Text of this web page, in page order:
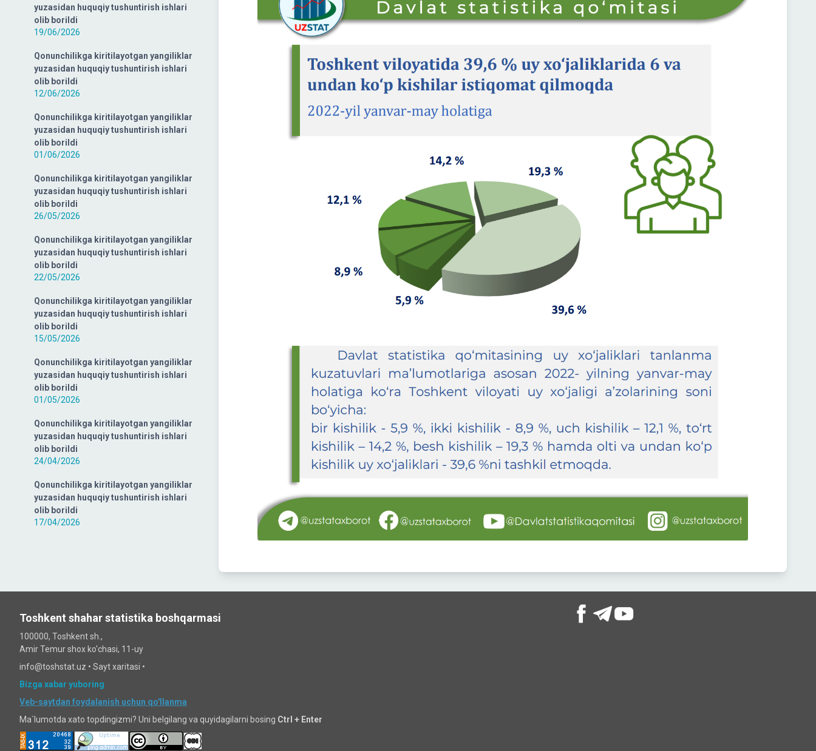
yuzasidan huquqiy tushuntirish ishlari
olib borildi
19/06/2026
Qonunchilikga kiritilayotgan yangiliklar
yuzasidan huquqiy tushuntirish ishlari
olib borildi
12/06/2026
Qonunchilikga kiritilayotgan yangiliklar
yuzasidan huquqiy tushuntirish ishlari
olib borildi
01/06/2026
Qonunchilikga kiritilayotgan yangiliklar
yuzasidan huquqiy tushuntirish ishlari
olib borildi
26/05/2026
Qonunchilikga kiritilayotgan yangiliklar
yuzasidan huquqiy tushuntirish ishlari
olib borildi
22/05/2026
Qonunchilikga kiritilayotgan yangiliklar
yuzasidan huquqiy tushuntirish ishlari
olib borildi
15/05/2026
Qonunchilikga kiritilayotgan yangiliklar
yuzasidan huquqiy tushuntirish ishlari
olib borildi
01/05/2026
Qonunchilikga kiritilayotgan yangiliklar
yuzasidan huquqiy tushuntirish ishlari
olib borildi
24/04/2026
Qonunchilikga kiritilayotgan yangiliklar
yuzasidan huquqiy tushuntirish ishlari
olib borildi
17/04/2026
Toshkent shahar statistika boshqarmasi
100000, Toshkent sh.,
Amir Temur shox ko'chasi, 11-uy
info@toshstat.uz • Sayt xaritasi •
Bizga xabar yuboring
Veb-saytdan foydalanish uchun qo'llanma
Ma`lumotda xato topdingizmi? Uni belgilang va quyidagilarni bosing Ctrl + Enter